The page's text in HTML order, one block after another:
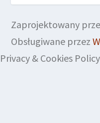
Zaprojektowany
Obsługiwane przez
Privacy & Cookies Policy